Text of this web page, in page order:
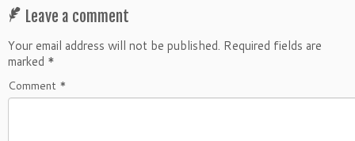
Leave a comment
Your email address will not be published. Required fields are
marked *
Comment *